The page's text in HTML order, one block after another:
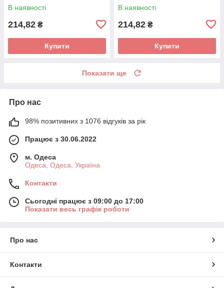
В наявності
214,82 ₴
Купити
В наявності
214,82 ₴
Купити
Показати ще
Про нас
98% позитивних з 1076 відгуків за рік
Працює з 30.06.2022
м. Одеса
Одеса, Одеса, Україна
Контакти
Сьогодні працює з 09:00 до 17:00
Показати весь графік роботи
Про нас
Контакти